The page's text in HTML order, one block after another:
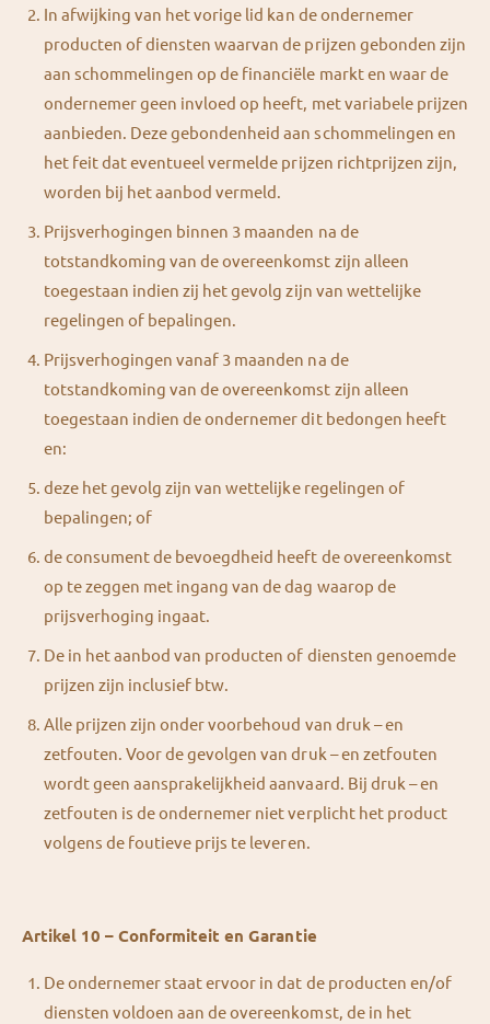
In afwijking van het vorige lid kan de ondernemer
producten of diensten waarvan de prijzen gebonden zijn
aan schommelingen op de financiële markt en waar de
ondernemer geen invloed op heeft, met variabele prijzen
aanbieden. Deze gebondenheid aan schommelingen en
het feit dat eventueel vermelde prijzen richtprijzen zijn,
worden bij het aanbod vermeld.
Prijsverhogingen binnen 3 maanden na de
totstandkoming van de overeenkomst zijn alleen
toegestaan indien zij het gevolg zijn van wettelijke
regelingen of bepalingen.
Prijsverhogingen vanaf 3 maanden na de
totstandkoming van de overeenkomst zijn alleen
toegestaan indien de ondernemer dit bedongen heeft
en:
deze het gevolg zijn van wettelijke regelingen of
bepalingen; of
de consument de bevoegdheid heeft de overeenkomst
op te zeggen met ingang van de dag waarop de
prijsverhoging ingaat.
De in het aanbod van producten of diensten genoemde
prijzen zijn inclusief btw.
Alle prijzen zijn onder voorbehoud van druk – en
zetfouten. Voor de gevolgen van druk – en zetfouten
wordt geen aansprakelijkheid aanvaard. Bij druk – en
zetfouten is de ondernemer niet verplicht het product
volgens de foutieve prijs te leveren.
Artikel 10 – Conformiteit en Garantie
De ondernemer staat ervoor in dat de producten en/of
diensten voldoen aan de overeenkomst, de in het